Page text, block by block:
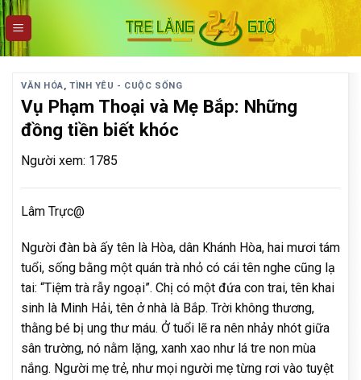
Skip
to
content
VĂN HÓA,TÌNH YÊU - CUỘC SỐNG
Vụ Phạm Thoại và Mẹ Bắp: Những
đồng tiền biết khóc
Người xem: 1785
Lâm Trực@
Người đàn bà ấy tên là Hòa, dân Khánh Hòa, hai mươi tám
tuổi, sống bằng một quán trà nhỏ có cái tên nghe cũng lạ
tai: “Tiệm trà rẫy ngoại”. Chị có một đứa con trai, tên khai
sinh là Minh Hải, tên ở nhà là Bắp. Trời không thương,
thằng bé bị ung thư máu. Ở tuổi lẽ ra nên nhảy nhót giữa
sân trường, nó nằm lặng, xanh xao như lá tre non mùa
nắng. Người mẹ trẻ, như mọi người mẹ từng rơi vào tuyệt